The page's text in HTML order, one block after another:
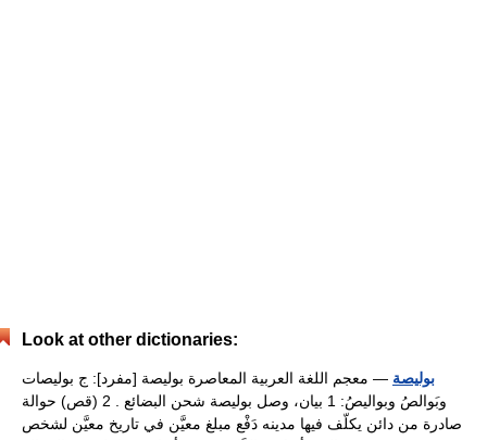
Look at other dictionaries:
بوليصة — معجم اللغة العربية المعاصرة بوليصة [مفرد]: ج بوليصات
وبَوالصُ وبواليصُ: 1 بيان، وصل بوليصة شحن البضائع . 2 (قص) حوالة
صادرة من دائن يكلّف فيها مدينه دَفْع مبلغ معيَّن في تاريخ معيَّن لشخص